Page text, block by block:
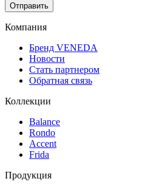
Компания
Бренд VENEDA
Новости
Стать партнером
Обратная связь
Коллекции
Balance
Rondo
Accent
Frida
Продукция